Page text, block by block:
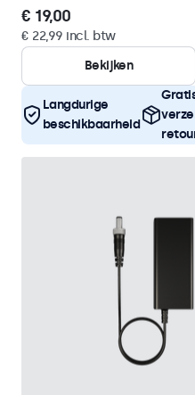
€ 19,00
€ 22,99 incl. btw
Bekijken
Langdurige
beschikbaarheid